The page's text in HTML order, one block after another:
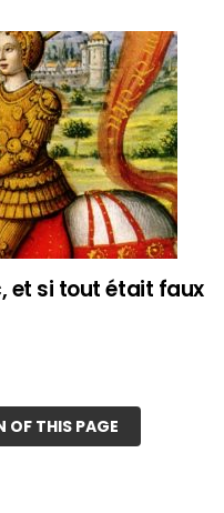
et si tout était faux
OF THIS PAGE